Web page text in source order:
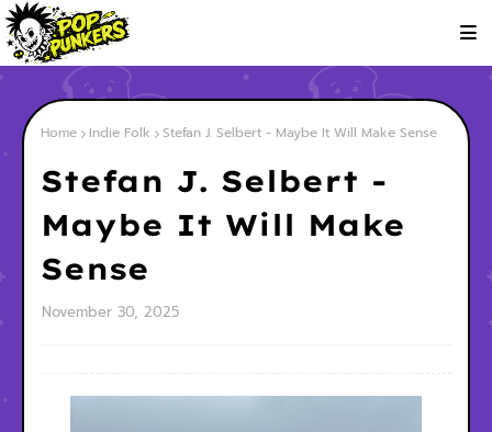
Home Indie Folk Stefan J. Selbert - Maybe It Will Make Sense
Stefan J. Selbert -
Maybe It Will Make
Sense
November 30, 2025